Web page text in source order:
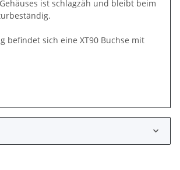
ist schlagzäh und bleibt beim
befindet sich eine XT90 Buchse mit